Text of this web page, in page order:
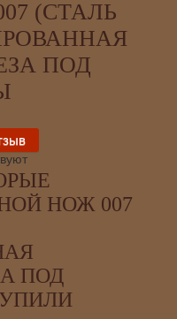
(СТАЛЬ
ПОД
НОЖ 007
ПОД